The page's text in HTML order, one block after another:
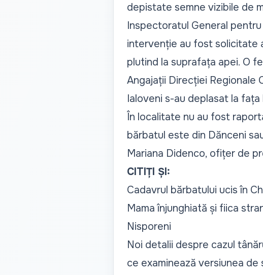
depistate semne vizibile de
Inspectoratul General
intervenție au fost solicitate
plutind la suprafața apei. O
Angajații Direcției Regionale
Ialoveni s-au deplasat la
În localitate nu au fost
bărbatul este din Dănceni
Mariana Didenco, ofițer de
CITIȚI ȘI:
Cadavrul bărbatului ucis în
Mama înjunghiată și fiica
Nisporeni
Noi detalii despre cazul
ce examinează versiunea de